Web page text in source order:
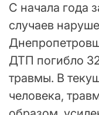
С начала года
случаев
ДТП погибло
травмы. В
человека,